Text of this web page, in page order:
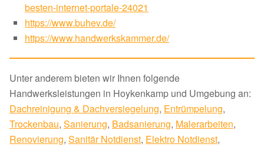
besten-internet-portale-24021
https://www.buhev.de/
https://www.handwerkskammer.de/
Unter anderem bieten wir Ihnen folgende
Handwerksleistungen in Hoykenkamp und Umgebung an:
Dachreinigung & Dachversiegelung, Entrümpelung,
Trockenbau, Sanierung, Badsanierung, Malerarbeiten,
Renovierung, Sanitär Notdienst, Elektro Notdienst,